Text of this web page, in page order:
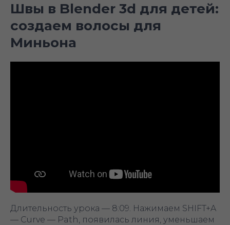
Швы в Blender 3d для детей:
создаем волосы для
Миньона
Длительность урока — 8:09. Нажимаем SHIFT+A
— Curve — Path, появилась линия, уменьшаем